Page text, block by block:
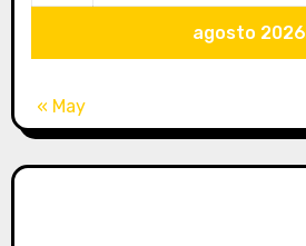
agosto 2026
« May